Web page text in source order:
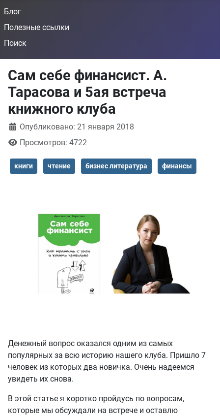
Блог
Полезные ссылки
Поиск
Сам себе финансист. А.
Тарасова и 5ая встреча
книжного клуба
Информация о материале
Опубликовано: 21 января 2018
Просмотров: 4722
книги чтение бизнес литература финансы
Денежный вопрос оказался одним из самых
популярных за всю историю нашего клуба. Пришло 7
человек из которых два новичка. Очень надеемся
увидеть их снова.
В этой статье я коротко пройдусь по вопросам,
которые мы обсуждали на встрече и оставлю